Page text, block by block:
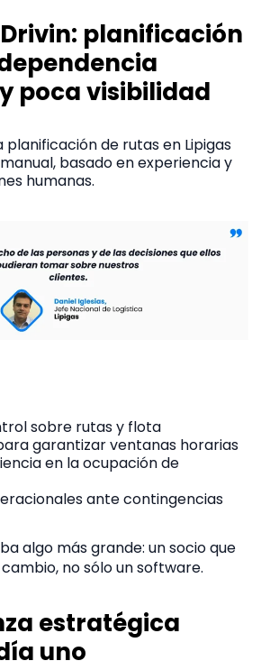
planificación
poca visibilidad
planificación de rutas en Lipigas
basado en experiencia y
humanas.
sobre rutas y flota
garantizar ventanas horarias
en la ocupación de
ante contingencias
algo más grande: un socio que
no sólo un software.
estratégica
uno